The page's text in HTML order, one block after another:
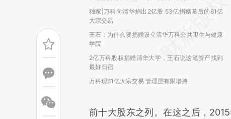
独家|万科向清华捐出2亿股 53亿捐赠幕后的61亿
大宗交易
王石：为什么要捐赠设立清华万科公共卫生与健康
学院
2亿万科股权捐赠清华大学，王石说这笔资产找到
最好归宿
万科现61亿大宗交易 管理层有限增持
前十大股东之列。在这之后，